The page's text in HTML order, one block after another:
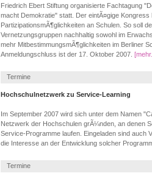
Friedrich Ebert Stiftung organisierte Fachtagung
macht Demokratie" statt. Der eintÃ¤gige Kongress
PartizipationsmÃ¶glichkeiten an Schulen. So soll
Vernetzungsgruppen nachhaltig sowohl im
mehr MitbestimmungsmÃ¶glichkeiten im Berliner
Anmeldungschluss ist der 17. Oktober 2007.
Termine
Hochschulnetzwerk zu Service-Learning
Im September 2007 wird sich unter dem Namen
Netzwerk der Hochschulen grÃ¼nden, an denen
Service-Programme laufen. Eingeladen sind auch
die Interesse an der Entwicklung solcher
Termine